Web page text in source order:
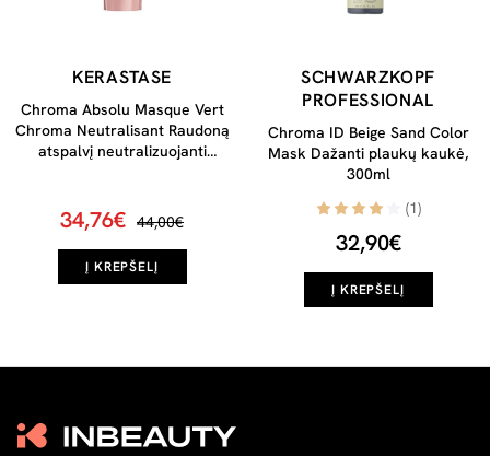
KERASTASE
Chroma Absolu Masque Vert
Chroma Neutralisant Raudoną
atspalvį neutralizuojanti
34,76€ 44,00€
Į KREPŠELĮ
SCHWARZKOPF
PROFESSIONAL
Chroma ID Beige Sand Color
Mask Dažanti plaukų kaukė,
300ml
(1)
32,90€
Į KREPŠELĮ